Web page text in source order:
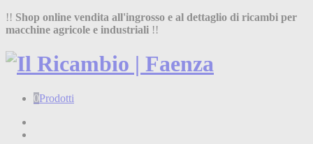
!! Shop online vendita all'ingrosso e al dettaglio di ricambi per
macchine agricole e industriali !!
0Prodotti